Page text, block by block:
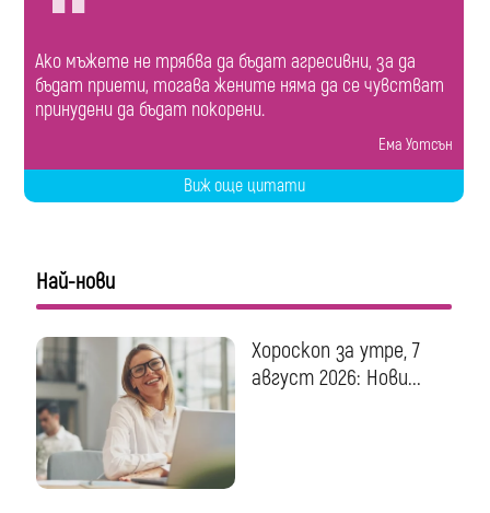
Ако мъжете не трябва да бъдат агресивни, за да
бъдат приети, тогава жените няма да се чувстват
принудени да бъдат покорени.
Ема Уотсън
Виж още цитати
Най-нови
Хороскоп за утре, 7
август 2026: Нови...